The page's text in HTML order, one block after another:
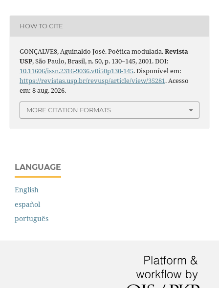
HOW TO CITE
GONÇALVES, Aguinaldo José. Poética modulada.Revista
USP, São Paulo, Brasil, n. 50, p. 130–145, 2001. DOI:
10.11606/issn.2316-9036.v0i50p130-145. Disponível em:
https://revistas.usp.br/revusp/article/view/35281. Acesso
em: 8 aug. 2026.
MORE CITATION FORMATS
LANGUAGE
English
español
português